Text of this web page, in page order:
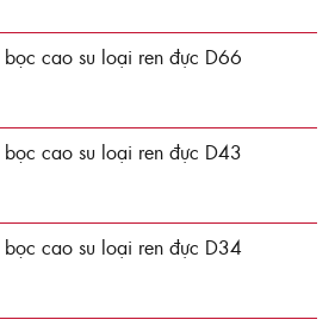
cao su loại ren đực D66
cao su loại ren đực D43
cao su loại ren đực D34